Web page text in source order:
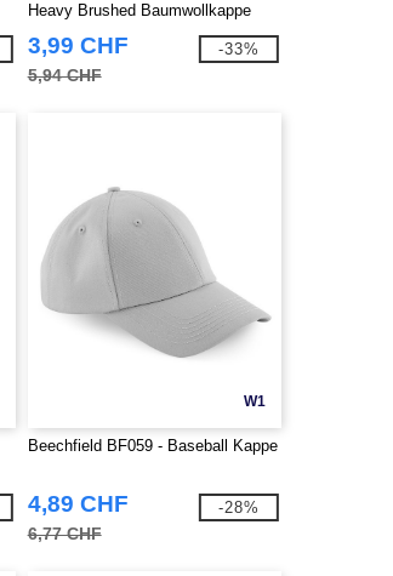
Heavy Brushed Baumwollkappe
3,99 CHF
5,94 CHF
-33%
W1
Beechfield BF059 - Baseball Kappe
4,89 CHF
6,77 CHF
-28%